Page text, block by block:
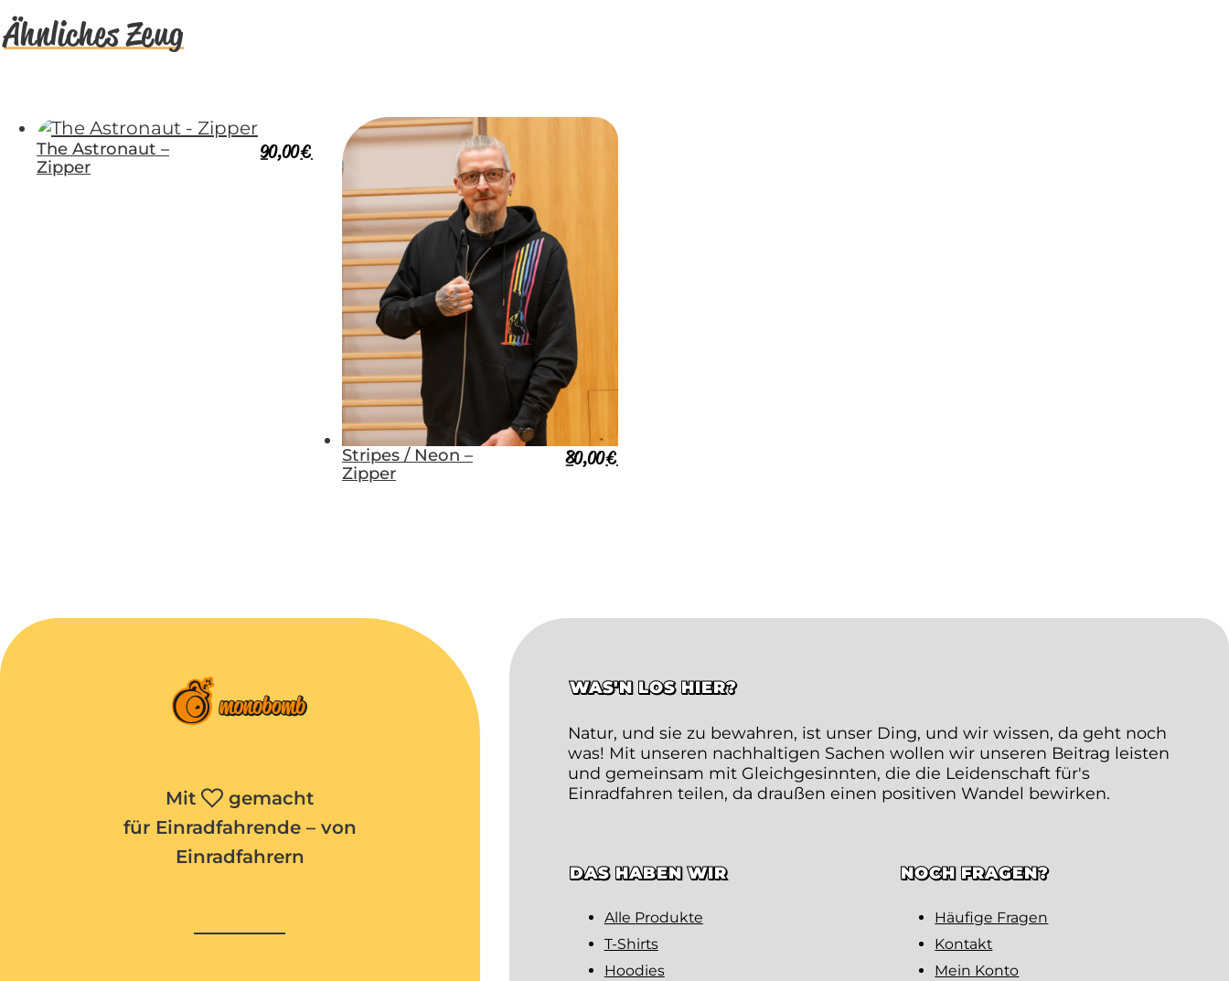
Ähnliches Zeug
The Astronaut –
Zipper
90,00€
Stripes / Neon –
Zipper
80,00€
Mit
gemacht
für Einradfahrende – von
Einradfahrern
WAS'N LOS HIER?
Natur, und sie zu bewahren, ist unser Ding, und wir wissen, da geht noch
was! Mit unseren nachhaltigen Sachen wollen wir unseren Beitrag leisten
und gemeinsam mit Gleichgesinnten, die die Leidenschaft für's
Einradfahren teilen, da draußen einen positiven Wandel bewirken.
DAS HABEN WIR
Alle Produkte
T-Shirts
Hoodies
NOCH FRAGEN?
Häufige Fragen
Kontakt
Mein Konto